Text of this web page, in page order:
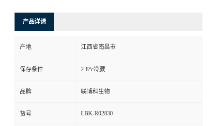
产品详请
产地 江西省南昌市
保存条件 2-8°c冷藏
品牌 联博科生物
货号 LBK-R02830